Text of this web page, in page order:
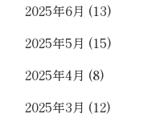
2025年6月 (13)
2025年5月 (15)
2025年4月 (8)
2025年3月 (12)